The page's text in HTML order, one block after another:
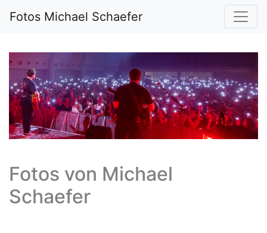
Fotos Michael Schaefer
Fotos von Michael
Schaefer